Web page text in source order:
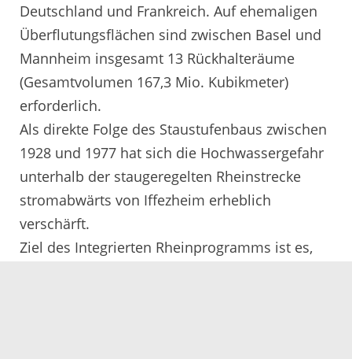
Deutschland und Frankreich. Auf ehemaligen
Überflutungsflächen sind zwischen Basel und
Mannheim insgesamt 13 Rückhalteräume
(Gesamtvolumen 167,3 Mio. Kubikmeter)
erforderlich.
Als direkte Folge des Staustufenbaus zwischen
1928 und 1977 hat sich die Hochwassergefahr
unterhalb der staugeregelten Rheinstrecke
stromabwärts von Iffezheim erheblich
verschärft.
Ziel des Integrierten Rheinprogramms ist es,